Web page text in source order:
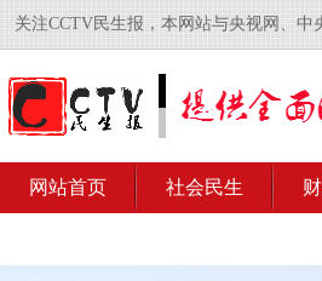
关注CCTV民生报，本网站与央视网、中
网站首页 社会民生